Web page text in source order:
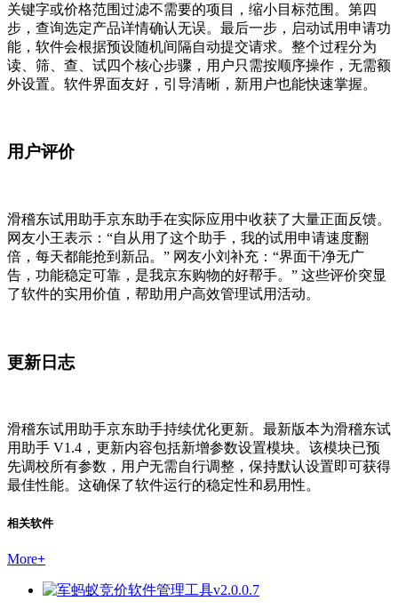
关键字或价格范围过滤不需要的项目，缩小目标范围。第四
步，查询选定产品详情确认无误。最后一步，启动试用申请功
能，软件会根据预设随机间隔自动提交请求。整个过程分为
读、筛、查、试四个核心步骤，用户只需按顺序操作，无需额
外设置。软件界面友好，引导清晰，新用户也能快速掌握。
用户评价
滑稽东试用助手京东助手在实际应用中收获了大量正面反馈。
网友小王表示：“自从用了这个助手，我的试用申请速度翻
倍，每天都能抢到新品。” 网友小刘补充：“界面干净无广
告，功能稳定可靠，是我京东购物的好帮手。” 这些评价突显
了软件的实用价值，帮助用户高效管理试用活动。
更新日志
滑稽东试用助手京东助手持续优化更新。最新版本为滑稽东试
用助手 V1.4，更新内容包括新增参数设置模块。该模块已预
先调校所有参数，用户无需自行调整，保持默认设置即可获得
最佳性能。这确保了软件运行的稳定性和易用性。
相关软件
More+